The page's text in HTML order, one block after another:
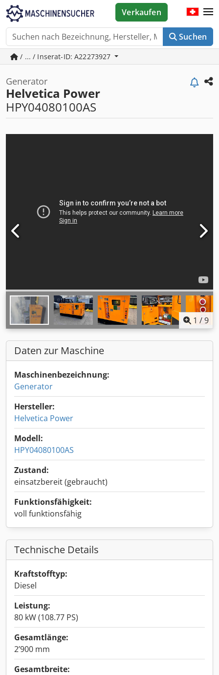
Suchen
Verkaufen
/ ... / Inserat-ID: A22273927
Generator
Helvetica Power
HPY04080100AS
1 /9
Daten zur Maschine
Maschinenbezeichnung:
Generator
Hersteller:
Helvetica Power
Modell:
HPY04080100AS
Zustand:
einsatzbereit (gebraucht)
Funktionsfähigkeit:
voll funktionsfähig
Technische Details
Kraftstofftyp:
Diesel
Leistung:
80 kW (108.77 PS)
Gesamtlänge:
2’900 mm
Gesamtbreite: